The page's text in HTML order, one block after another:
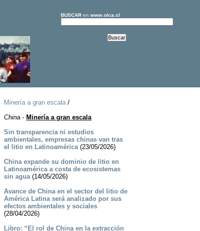
BUSCARen www.olca.cl
Minería a gran escala/
China- Minería a gran escala
Sin transparencia ni estudios
ambientales, empresas chinas van tras
el litio en Latinoamérica(23/05/2026)
China expande su dominio de litio en
Latinoamérica a costa de ecosistemas
sin agua(14/05/2026)
Avance de China en el sector del litio de
América Latina será analizado por sus
efectos ambientales y sociales
(28/04/2026)
Libro: “El rol de China en la extracción